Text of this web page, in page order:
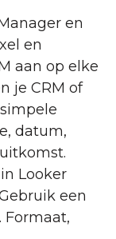
en
en
aan op elke
je CRM of
datum,
Looker
een
Formaat,